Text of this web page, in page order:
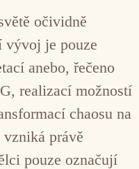
očividně
vývoj je pouze
anebo, řečeno
realizací možností
chaosu na
právě
pouze označují